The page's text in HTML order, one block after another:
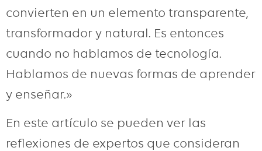
convierten en un elemento transparente,
transformador y natural. Es entonces
cuando no hablamos de tecnología.
Hablamos de nuevas formas de aprender
y enseñar.»
En este artículo se pueden ver las
reflexiones de expertos que consideran